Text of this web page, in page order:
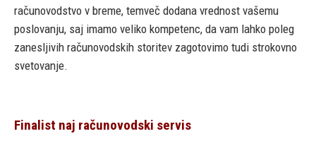
računovodstvo v breme, temveč dodana vrednost vašemu
poslovanju, saj imamo veliko kompetenc, da vam lahko poleg
zanesljivih računovodskih storitev zagotovimo tudi strokovno
svetovanje.
Finalist naj računovodski servis